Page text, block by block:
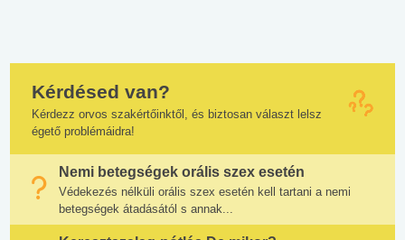
Kérdésed van?
Kérdezz orvos szakértőinktől, és biztosan választ lelsz
égető problémáidra!
Nemi betegségek orális szex esetén
Védekezés nélküli orális szex esetén kell tartani a nemi
betegségek átadásától s annak...